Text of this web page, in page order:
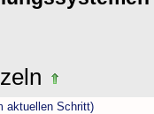
aktuellen Schritt)